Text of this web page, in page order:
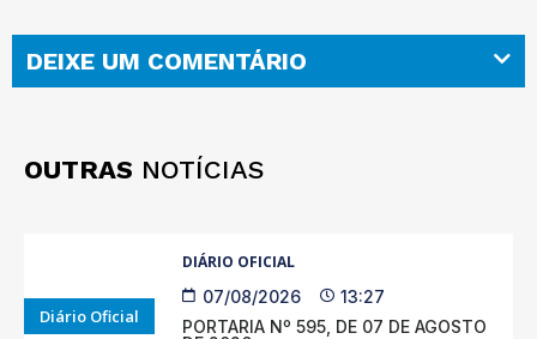
DEIXE UM COMENTÁRIO
OUTRAS NOTÍCIAS
Diário Oficial
DIÁRIO OFICIAL
07/08/2026
13:27
PORTARIA Nº 595, DE 07 DE AGOSTO